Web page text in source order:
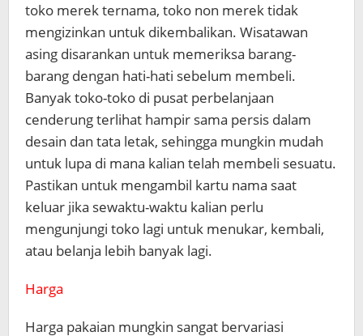
toko merek ternama, toko non merek tidak
mengizinkan untuk dikembalikan. Wisatawan
asing disarankan untuk memeriksa barang-
barang dengan hati-hati sebelum membeli.
Banyak toko-toko di pusat perbelanjaan
cenderung terlihat hampir sama persis dalam
desain dan tata letak, sehingga mungkin mudah
untuk lupa di mana kalian telah membeli sesuatu.
Pastikan untuk mengambil kartu nama saat
keluar jika sewaktu-waktu kalian perlu
mengunjungi toko lagi untuk menukar, kembali,
atau belanja lebih banyak lagi.
Harga
Harga pakaian mungkin sangat bervariasi